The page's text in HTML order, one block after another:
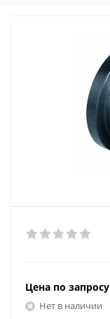
Цена по запросу
Нет в наличии